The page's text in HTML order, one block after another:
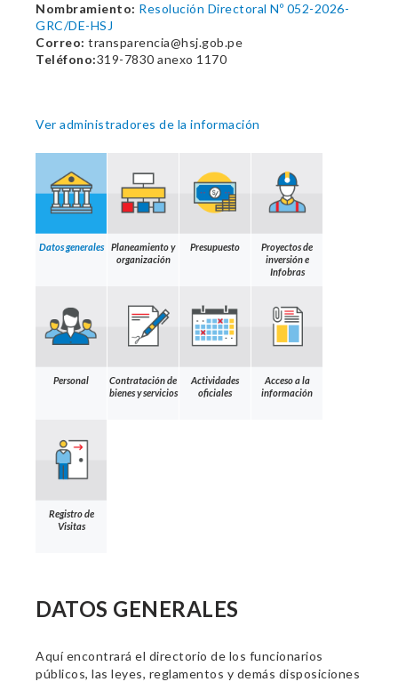
Nombramiento: Resolución Directoral Nº 052-2026-
GRC/DE-HSJ
Correo: transparencia@hsj.gob.pe
Teléfono:319-7830 anexo 1170
Ver administradores de la información
Datos generales
Planeamiento y
organización
Presupuesto
Proyectos de
inversión e
Infobras
Personal
Contratación de
bienes y servicios
Actividades
oficiales
Acceso a la
información
Registro de
Visitas
DATOS GENERALES
Aquí encontrará el directorio de los funcionarios
públicos, las leyes, reglamentos y demás disposiciones